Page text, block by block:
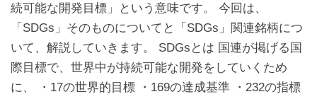
続可能な開発目標」という意味です。 今回は、
「SDGs」そのものについてと「SDGs」関連銘柄につ
いて、解説していきます。 SDGsとは 国連が掲げる国
際目標で、世界中が持続可能な開発をしていくため
に、 ・17の世界的目標 ・169の達成基準 ・232の指標